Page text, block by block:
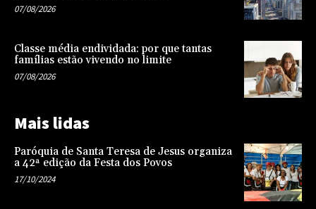
07/08/2026
Classe média endividada: por que tantas
famílias estão vivendo no limite
07/08/2026
Mais lidas
Paróquia de Santa Teresa de Jesus organiza
a 42ª edição da Festa dos Povos
17/10/2024